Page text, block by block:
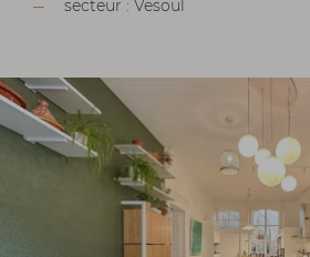
secteur : Vesoul